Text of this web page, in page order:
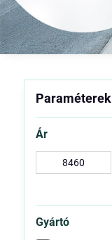
Paraméterek
Ár
tól:
Gyártó